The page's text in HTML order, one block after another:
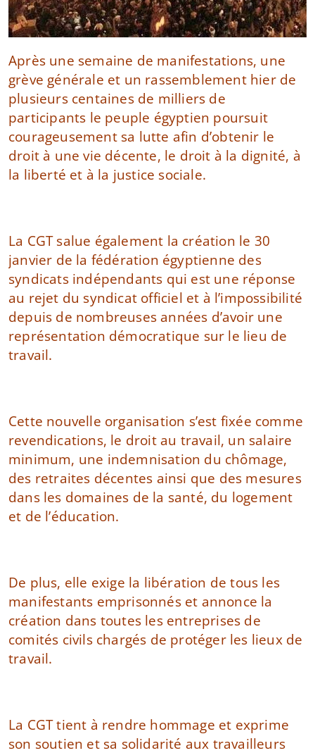
Après une semaine de manifestations, une
grève générale et un rassemblement hier de
plusieurs centaines de milliers de
participants le peuple égyptien poursuit
courageusement sa lutte afin d’obtenir le
droit à une vie décente, le droit à la dignité, à
la liberté et à la justice sociale.
La CGT salue également la création le 30
janvier de la fédération égyptienne des
syndicats indépendants qui est une réponse
au rejet du syndicat officiel et à l’impossibilité
depuis de nombreuses années d’avoir une
représentation démocratique sur le lieu de
travail.
Cette nouvelle organisation s’est fixée comme
revendications, le droit au travail, un salaire
minimum, une indemnisation du chômage,
des retraites décentes ainsi que des mesures
dans les domaines de la santé, du logement
et de l’éducation.
De plus, elle exige la libération de tous les
manifestants emprisonnés et annonce la
création dans toutes les entreprises de
comités civils chargés de protéger les lieux de
travail.
La CGT tient à rendre hommage et exprime
son soutien et sa solidarité aux travailleurs